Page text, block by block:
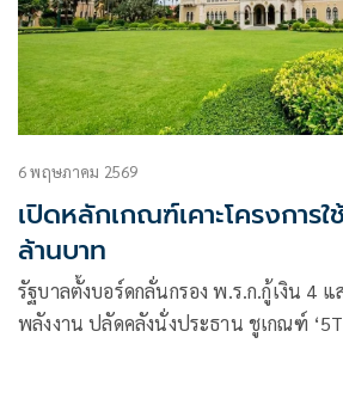
6 พฤษภาคม 2569
เปิดหลักเกณฑ์เคาะโครงการ
ล้านบาท
รัฐบาลตั้งบอร์ดกลั่นกรอง พ.ร.ก.กู้เงิน 4
พลังงาน ปลัดคลังนั่งประธาน ชูเกณฑ์